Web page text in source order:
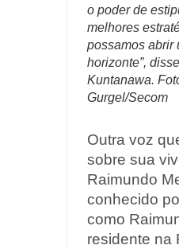
o poder de
melhores
possamos abrir
horizonte”,
Kuntanawa.
Gurgel/Secom
Outra voz
sobre sua
Raimundo
conhecido
como
residente na